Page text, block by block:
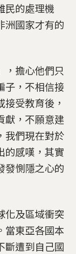
民的處理機
洲國家才有的
，擔心他們只
子，不相信接
受教育後，
獻，不願意建
們現在對於
的感嘆，其實
發惻隱之心的
化及區域衝突
當東亞各國本
斷遭到自己國